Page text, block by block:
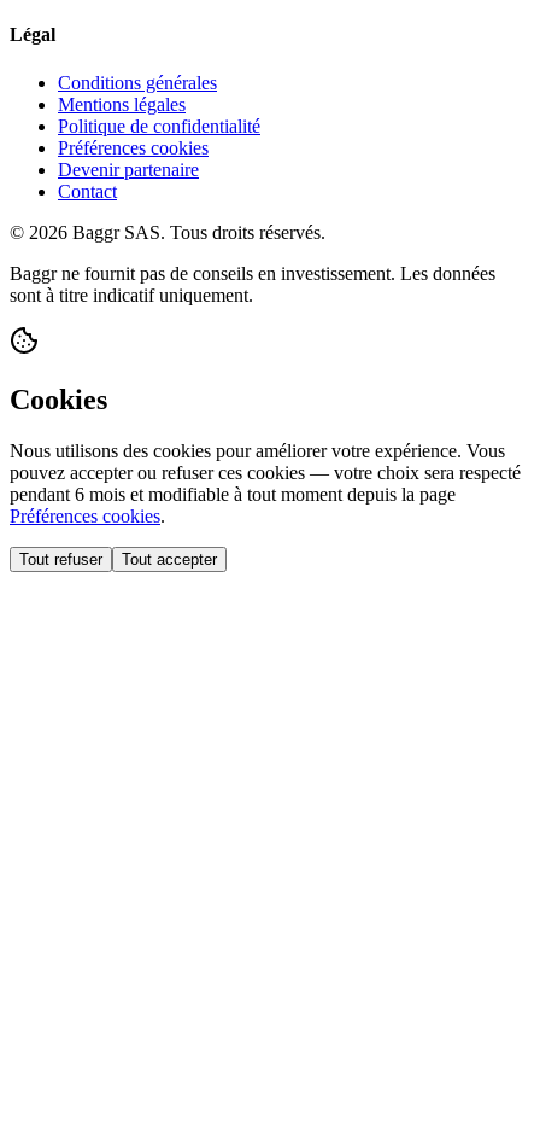
Légal
Conditions générales
Mentions légales
Politique de confidentialité
Préférences cookies
Devenir partenaire
Contact
© 2026 Baggr SAS. Tous droits réservés.
Baggr ne fournit pas de conseils en investissement. Les données
sont à titre indicatif uniquement.
Cookies
Nous utilisons des cookies pour améliorer votre expérience. Vous
pouvez accepter ou refuser ces cookies — votre choix sera respecté
pendant 6 mois et modifiable à tout moment depuis la page
Préférences cookies.
Tout refuser Tout accepter